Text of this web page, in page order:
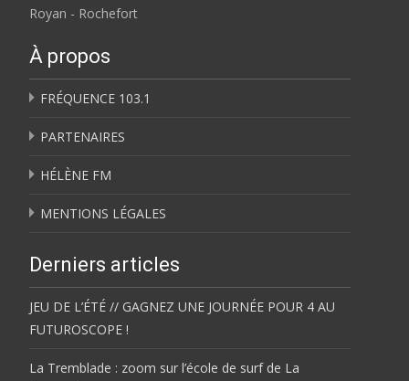
Royan - Rochefort
À propos
FRÉQUENCE 103.1
PARTENAIRES
HÉLÈNE FM
MENTIONS LÉGALES
Derniers articles
JEU DE L’ÉTÉ // GAGNEZ UNE JOURNÉE POUR 4 AU
FUTUROSCOPE !
La Tremblade : zoom sur l’école de surf de La